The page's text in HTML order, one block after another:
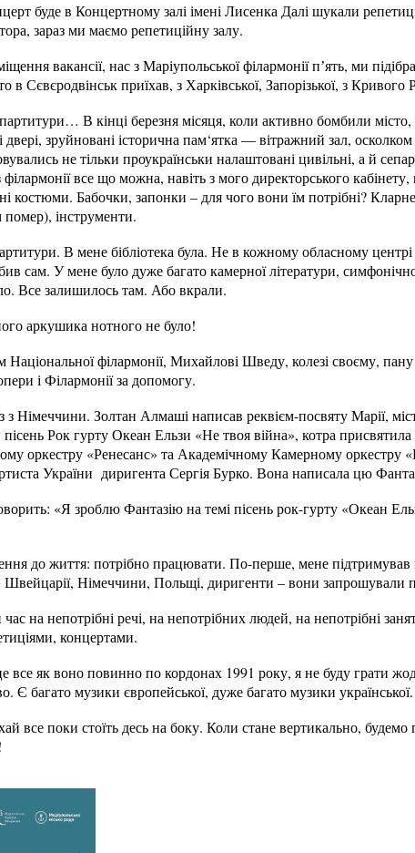
буде в Концертному залі імені Лисенка Далі шукали
зараз ми маємо репетиційну залу.
вакансії, нас з Маріупольської філармонії пʼять, ми
в Сєвєродвінськ приїхав, з Харківської, Запорізької, з Кривого
В кінці березня місяця, коли активно бомбили
двері, зруйновані історична пам‘ятка — вітражний зал,
не тільки проукраїнськи налаштовані цивільні, а й
все що можна, навіть з мого директорського
костюми. Бабочки, запонки – для чого вони їм потрібні?
помер), інструменти.
В мене бібліотека була. Не в кожному обласному центрі
сам. У мене було дуже багато камерної літератури,
Все залишилось там. Або вкрали.
аркушика нотного не було!
Національної філармонії, Михайлові Шведу, колезі своєму,
і Філармонії за допомогу.
з Німеччини. Золтан Алмаші написав реквієм-посвяту Марії,
Рок гурту Океан Ельзи «Не твоя війна», котра
оркестру «Ренесанс» та Академічному Камерному оркестру
України диригента Сергія Бурко. Вона написала цю
«Я зроблю Фантазію на темі пісень рок-гурту «Океан
до життя: потрібно працювати. По-перше, мене підтримував
Швейцарії, Німеччини, Польщі, диригенти – вони запрошували
на непотрібні речі, на непотрібних людей, на непотрібні
концертами.
все як воно повинно по кордонах 1991 року, я не буду грати
Є багато музики європейської, дуже багато музики української.
все поки стоїть десь на боку. Коли стане вертикально,